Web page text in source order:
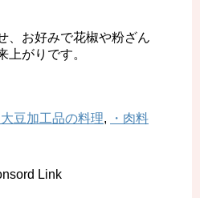
、お好みで花椒や粉ざん
上がりです。
大豆加工品の料理,
・肉料
Link